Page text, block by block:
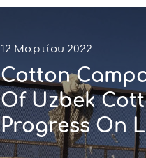
12 Μαρτίου 2022
Cotton
Of Uzbek
Progress On